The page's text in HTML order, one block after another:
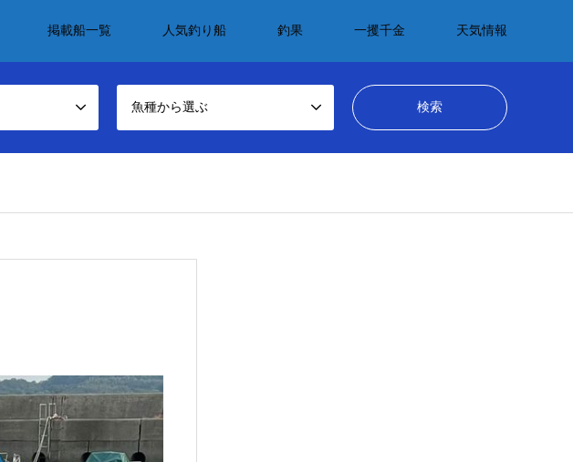
掲載船一覧 人気釣り船 釣果 一攫千金 天気情報
魚種から選ぶ